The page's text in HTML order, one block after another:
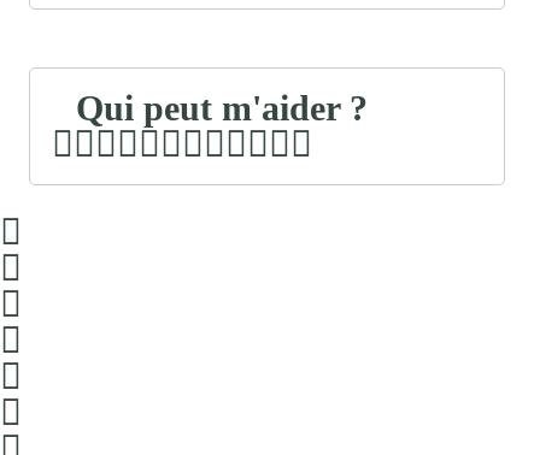
Qui peut m'aider ?